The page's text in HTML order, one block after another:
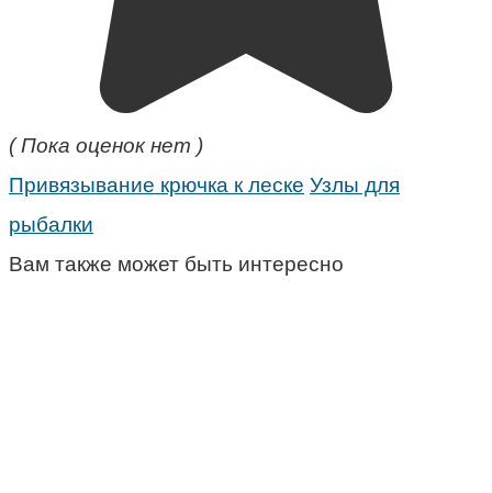
( Пока оценок нет )
Привязывание крючка к леске Узлы для
рыбалки
Вам также может быть интересно